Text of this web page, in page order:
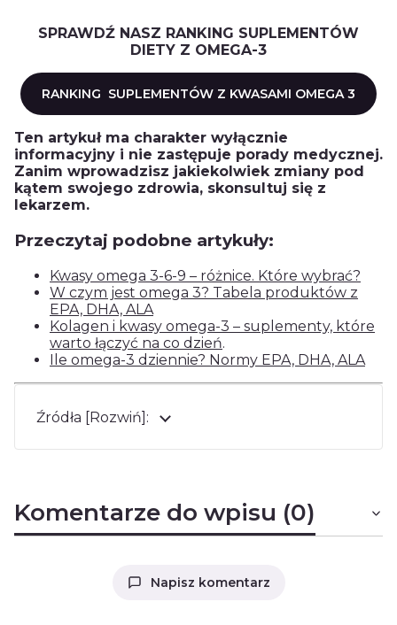
SPRAWDŹ NASZ RANKING SUPLEMENTÓW
DIETY Z OMEGA-3
RANKING SUPLEMENTÓW Z KWASAMI OMEGA 3
Ten artykuł ma charakter wyłącznie
informacyjny i nie zastępuje porady medycznej.
Zanim wprowadzisz jakiekolwiek zmiany pod
kątem swojego zdrowia, skonsultuj się z
lekarzem.
Przeczytaj podobne artykuły:
Kwasy omega 3-6-9 – różnice. Które wybrać?
W czym jest omega 3? Tabela produktów z
EPA, DHA, ALA
Kolagen i kwasy omega-3 – suplementy, które
warto łączyć na co dzień.
Ile omega-3 dziennie? Normy EPA, DHA, ALA
Źródła [Rozwiń]:
Komentarze do wpisu (0)
Napisz komentarz